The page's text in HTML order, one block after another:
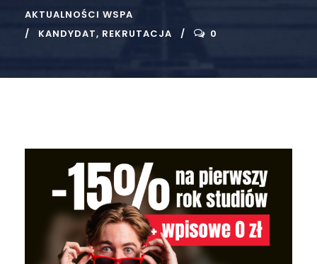
AKTUALNOŚCI WSPA
KANDYDAT, REKRUTACJA 0